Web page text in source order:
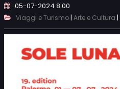
05-07-2024 8:00
Viaggi e Turismo| Arte e Cultura |